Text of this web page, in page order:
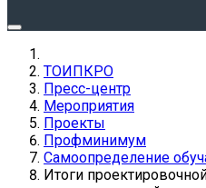
ТОИПКРО
Пресс-центр
Мероприятия
Проекты
Профминимум
Самоопределение
Итоги